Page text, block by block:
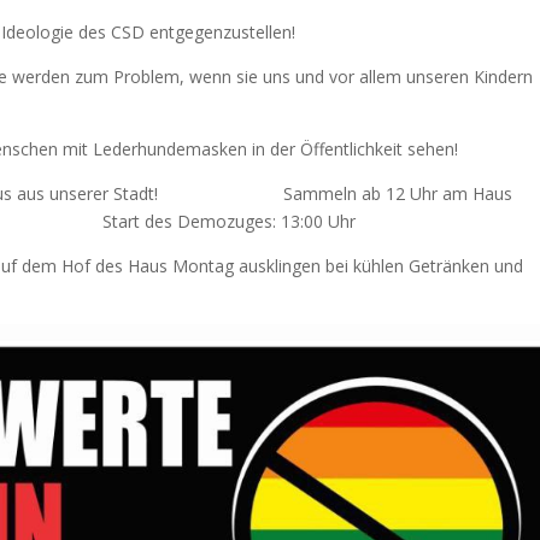
des CSD entgegenzustellen!
zum Problem, wenn sie uns und vor allem unseren Kindern
mit Lederhundemasken in der Öffentlichkeit sehen!
aus unserer Stadt! Sammeln ab 12 Uhr am Haus
Start des Demozuges: 13:00 Uhr
dem Hof des Haus Montag ausklingen bei kühlen Getränken und